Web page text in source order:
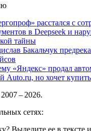
расстался с
в Deepseek и
тайны
Бакальчук
«Яндекс» продал
Auto.ru, но хочет
– 2026.
сетях:
Выделите ее в тексте